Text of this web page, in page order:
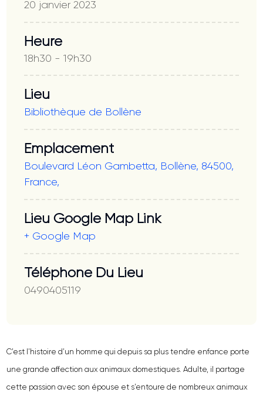
20 janvier 2023
Heure
18h30 - 19h30
Lieu
Bibliothèque de Bollène
Emplacement
Boulevard Léon Gambetta, Bollène, 84500,
France,
Lieu Google Map Link
+ Google Map
Téléphone Du Lieu
0490405119
C’est l’histoire d’un homme qui depuis sa plus tendre enfance porte
une grande affection aux animaux domestiques. Adulte, il partage
cette passion avec son épouse et s’entoure de nombreux animaux